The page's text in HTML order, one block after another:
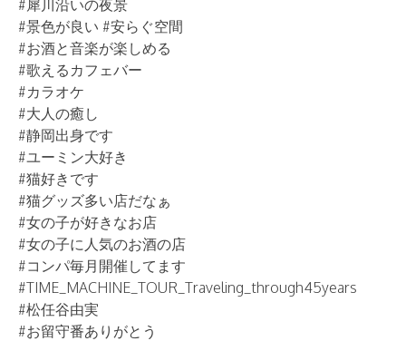
#犀川沿いの夜景
#景色が良い #安らぐ空間
#お酒と音楽が楽しめる
#歌えるカフェバー
#カラオケ
#大人の癒し
#静岡出身です
#ユーミン大好き
#猫好きです
#猫グッズ多い店だなぁ
#女の子が好きなお店
#女の子に人気のお酒の店
#コンパ毎月開催してます
#TIME_MACHINE_TOUR_Traveling_through45years
#松任谷由実
#お留守番ありがとう